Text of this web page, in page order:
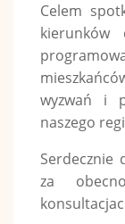
Celem
kierunków
wyzwań i
naszego
Serdecznie
za